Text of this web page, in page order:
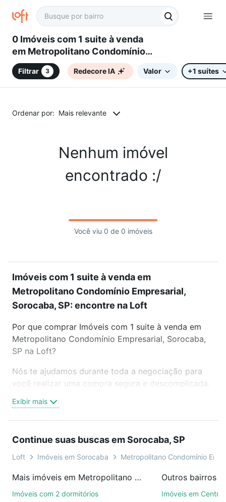
0 Imóveis com 1 suite à venda
em Metropolitano Condomínio
Empresarial, Sorocaba, SP
Filtrar 3 Redecore IA Valor +1 suítes
Ordenar por: Mais relevante
Nenhum imóvel
encontrado :/
Você viu 0 de 0 imóveis
Imóveis com 1 suite à venda em
Metropolitano Condomínio Empresarial,
Sorocaba, SP: encontre na Loft
Por que comprar Imóveis com 1 suite à venda em
Metropolitano Condomínio Empresarial, Sorocaba,
SP na Loft?
Nós te ajudamos durante toda a negociação para
você realizar uma compra segura e descomplicada.
trabalho e do metrô, aqui você vai encontrar a
oferta ideal de Imóveis com 1 suite à venda em
SP para conquistar seu sonho. Agende uma visita
presencial ou por videochamada, é grátis, sem
mil corretores e imobiliárias te ajudando na compra,
venda ou troca de imóveis.
Exibir mais
Continue suas buscas em Sorocaba, SP
Loft Imóveis em Sorocaba Metropolitano Condomínio
Mais imóveis em Metropolitano Condomínio Empresarial
Imóveis com 2 dormitórios
Outros bairros
Imóveis em Centro